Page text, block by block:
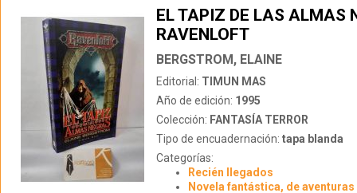
EL TAPIZ DE LAS ALMAS
RAVENLOFT
BERGSTROM, ELAINE
Editorial: TIMUN MAS
Año de edición: 1995
Colección: FANTASÍA TERROR
Tipo de encuadernación: tapa blanda
Categorías:
Recién llegados
Novela fantástica, de aventuras